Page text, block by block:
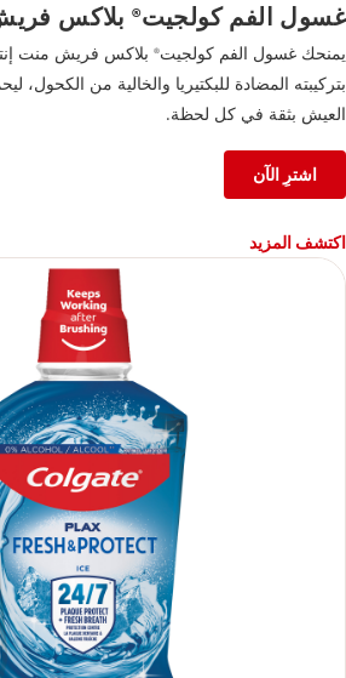
غسول الفم كولجيت®بلاكس
يمنحك غسول الفم كولجيت® بلاكس فريش منت
بتركيبته المضادة للبكتيريا والخالية من الكحول،
العيش بثقة في كل لحظة.
اشترِ الآن
اكتشف المزيد